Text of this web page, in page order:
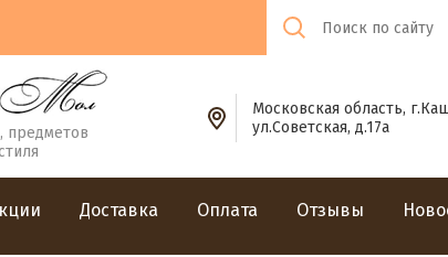
предметов
Московская область,
ул.Советская, д.17а
Доставка Оплата Отзывы